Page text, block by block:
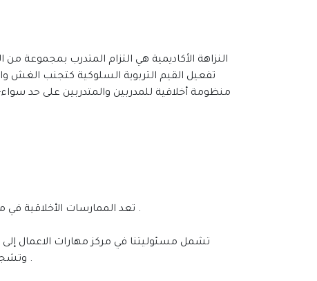
النزاهة الأكاديمية هي التزام المتدرب بمجموعة
تفعيل القيم التربوية السلوكية كتجنب الغش
منظومة أخلاقية للمدربين والمتدربين على حد
تعد الممارسات الأخلاقية في مؤسسات التدريب متطلبًا اساسيًا، وجزء من عملية التنمية البشرية وتعزيز القدرات والمهارات والقيم والمبادئ الأخلاقية .
تشمل مسئوليتنا في مركز مهارات الاعمال إلى
وتشجيعا على تحقيق الأمانة ونشر المبادئ و القيم بين المدربين والمتدربين. و توفير بيئة تدريبية فعالة لتحقيق أهداف التدريب .